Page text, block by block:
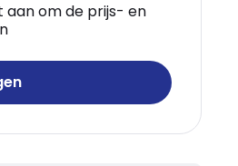
aan om de prijs- en